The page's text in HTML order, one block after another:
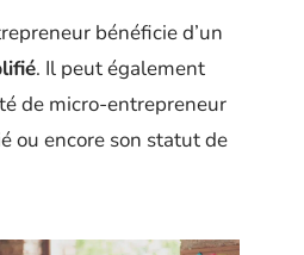
bénéficie d’un
. Il peut également
de micro-entrepreneur
ou encore son statut de